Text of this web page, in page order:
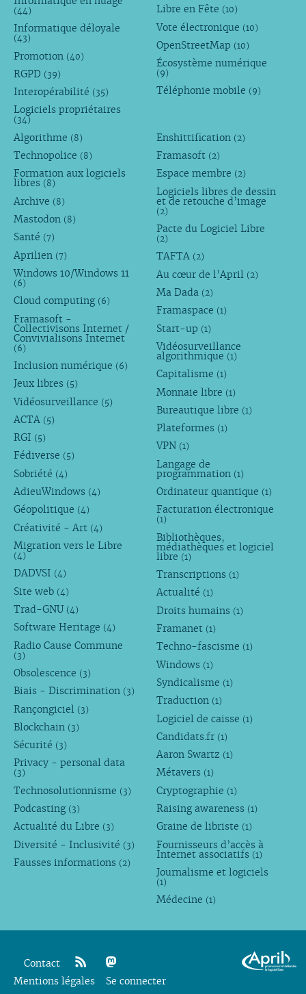
(44)
Informatique déloyale
(43)
Promotion (40)
RGPD (39)
Interopérabilité (35)
Logiciels propriétaires
(34)
Libre en Fête (10)
Vote électronique (10)
OpenStreetMap (10)
Écosystème numérique
(9)
Téléphonie mobile (9)
Algorithme (8)
Technopolice (8)
Formation aux logiciels
libres (8)
Archive (8)
Mastodon (8)
Santé (7)
Aprilien (7)
Windows 10/Windows 11
(6)
Cloud computing (6)
Framasoft -
Collectivisons Internet /
Convivialisons Internet
(6)
Inclusion numérique (6)
Jeux libres (5)
Vidéosurveillance (5)
ACTA (5)
RGI (5)
Fédiverse (5)
Sobriété (4)
AdieuWindows (4)
Géopolitique (4)
Créativité - Art (4)
Migration vers le Libre
(4)
DADVSI (4)
Site web (4)
Trad-GNU (4)
Software Heritage (4)
Radio Cause Commune
(3)
Obsolescence (3)
Biais - Discrimination (3)
Rançongiciel (3)
Blockchain (3)
Sécurité (3)
Privacy - personal data
(3)
Technosolutionnisme (3)
Podcasting (3)
Actualité du Libre (3)
Diversité - Inclusivité (3)
Fausses informations (2)
Enshittification (2)
Framasoft (2)
Espace membre (2)
Logiciels libres de dessin
et de retouche d’image
(2)
Pacte du Logiciel Libre
(2)
TAFTA (2)
Au cœur de l’April (2)
Ma Dada (2)
Framaspace (1)
Start-up (1)
Vidéosurveillance
algorithmique (1)
Capitalisme (1)
Monnaie libre (1)
Bureautique libre (1)
Plateformes (1)
VPN (1)
Langage de
programmation (1)
Ordinateur quantique (1)
Facturation électronique
(1)
Bibliothèques,
médiathèques et logiciel
libre (1)
Transcriptions (1)
Actualité (1)
Droits humains (1)
Framanet (1)
Techno-fascisme (1)
Windows (1)
Syndicalisme (1)
Traduction (1)
Logiciel de caisse (1)
Candidats.fr (1)
Aaron Swartz (1)
Métavers (1)
Cryptographie (1)
Raising awareness (1)
Graine de libriste (1)
Fournisseurs d’accès à
Internet associatifs (1)
Journalisme et logiciels
(1)
Médecine (1)
Contact
rss mastodon
Mentions légales Se connecter